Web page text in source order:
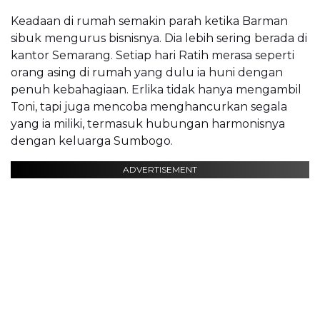
Keadaan di rumah semakin parah ketika Barman
sibuk mengurus bisnisnya. Dia lebih sering berada di
kantor Semarang. Setiap hari Ratih merasa seperti
orang asing di rumah yang dulu ia huni dengan
penuh kebahagiaan. Erlika tidak hanya mengambil
Toni, tapi juga mencoba menghancurkan segala
yang ia miliki, termasuk hubungan harmonisnya
dengan keluarga Sumbogo.
ADVERTISEMENT